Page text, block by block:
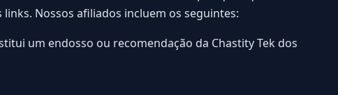
Nossos afiliados incluem os seguintes:
um endosso ou recomendação da Chastity Tek dos